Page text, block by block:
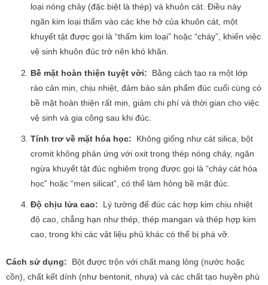
loại nóng chảy (đặc biệt là thép) và khuôn cát. Điều này
ngăn kim loại thấm vào các khe hở của khuôn cát, một
khuyết tật được gọi là “thấm kim loại” hoặc “cháy”, khiến việc
vệ sinh khuôn đúc trở nên khó khăn.
Bề mặt hoàn thiện tuyệt vời: Bằng cách tạo ra một lớp
rào cản mịn, chịu nhiệt, đảm bảo sản phẩm đúc cuối cùng có
bề mặt hoàn thiện rất mịn, giảm chi phí và thời gian cho việc
vệ sinh và gia công sau khi đúc.
Tính trơ về mặt hóa học: Không giống như cát silica, bột
cromit không phản ứng với oxit trong thép nóng chảy, ngăn
ngừa khuyết tật đúc nghiêm trọng được gọi là “cháy cát hóa
học” hoặc “men silicat”, có thể làm hỏng bề mặt đúc.
Độ chịu lửa cao: Lý tưởng để đúc các hợp kim chịu nhiệt
độ cao, chẳng hạn như thép, thép mangan và thép hợp kim
cao, trong khi các vật liệu phủ khác có thể bị phá vỡ.
Cách sử dụng: Bột được trộn với chất mang lỏng (nước hoặc
cồn), chất kết dính (như bentonit, nhựa) và các chất tạo huyền phù